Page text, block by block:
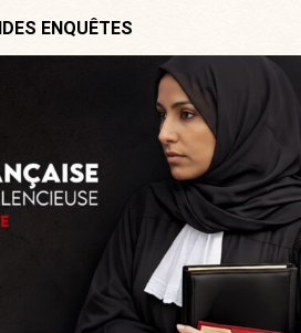
ENQUÊTES